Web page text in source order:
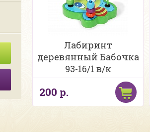
Лабиринт
деревянный Бабочка
93-16/1 в/к
200 р.